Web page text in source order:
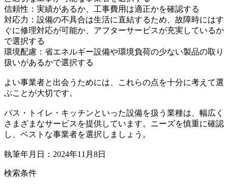
信頼性：実績があるか、工事費用は適正かを確認する
対応力：設備の不具合は生活に直結するため、故障時にはす
ぐに修理対応が可能か、アフターサービスが充実しているか
で選択する
環境配慮：省エネルギー設備や環境負荷の少ない製品の取り
扱いがあるかで選択する
よい事業者と出会うためには、これらの点を十分に考えて選
ぶことが大切です。
バス・トイレ・キッチンといった設備を扱う業種は、幅広く
さまざまなサービスを提供しています。ニーズを慎重に確認
し、ベストな事業者を選択しましょう。
執筆年月日：2024年11月8日
検索条件